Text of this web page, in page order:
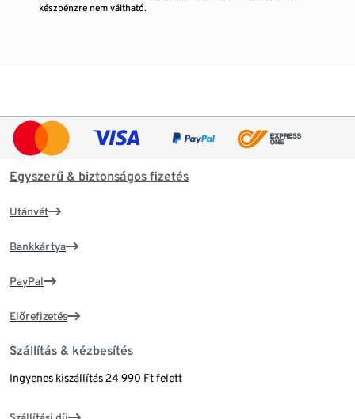
készpénzre nem váltható.
Egyszerű & biztonságos fizetés
Utánvét
Bankkártya
PayPal
Előrefizetés
Szállítás & kézbesítés
Ingyenes kiszállítás 24 990 Ft felett